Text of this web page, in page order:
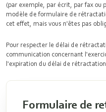
(par exemple, par écrit, par fax ou
modèle de formulaire de
cet effet, mais vous n'êtes pas
Pour respecter le délai de
communication concernant
l'expiration du délai de rétractation.
Formulaire de